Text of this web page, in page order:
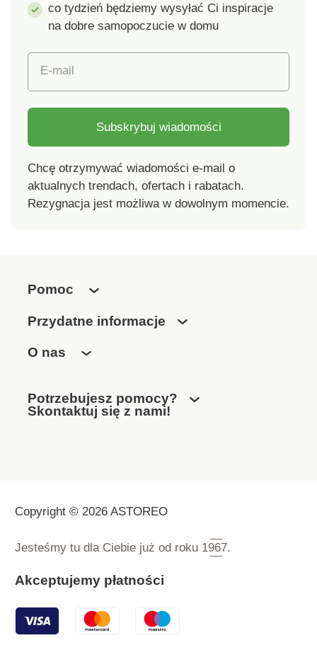
co tydzień będziemy wysyłać Ci inspiracje
na dobre samopoczucie w domu
E-mail
Subskrybuj wiadomości
Chcę otrzymywać wiadomości e-mail o
aktualnych trendach, ofertach i rabatach.
Rezygnacja jest możliwa w dowolnym momencie.
Pomoc
Przydatne informacje
O nas
Potrzebujesz pomocy?
Skontaktuj się z nami!
Copyright © 2026 ASTOREO
Jesteśmy tu dla Ciebie już od roku 1967.
Akceptujemy płatności